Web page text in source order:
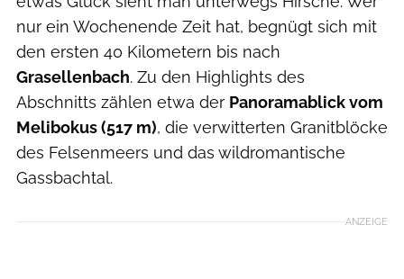
nur ein Wochenende Zeit hat, begnügt sich mit
den ersten 40 Kilometern bis nach
Grasellenbach. Zu den Highlights des
Abschnitts zählen etwa der Panoramablick vom
Melibokus (517 m), die verwitterten Granitblöcke
des Felsenmeers und das wildromantische
Gassbachtal.
ANZEIGE